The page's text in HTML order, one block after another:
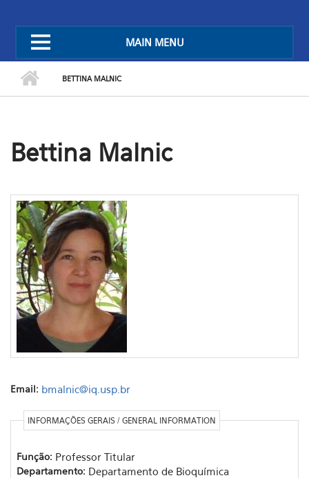
MAIN MENU
BETTINA MALNIC
Bettina Malnic
Email: bmalnic@iq.usp.br
INFORMAÇÕES GERAIS / GENERAL INFORMATION
Função: Professor Titular
Departamento: Departamento de Bioquímica